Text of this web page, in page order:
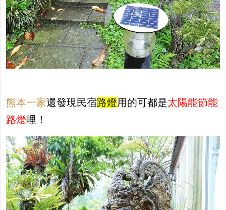
熊本一家還發現民宿路燈用的可都是太陽能節能
路燈哩！